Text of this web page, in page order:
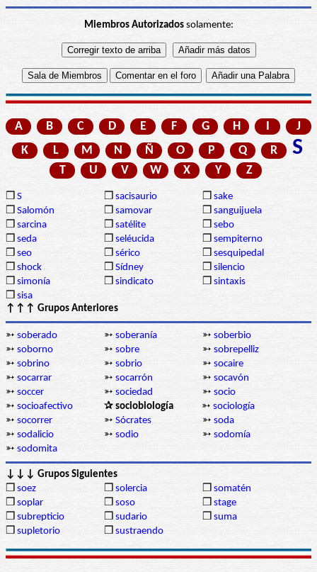
Miembros Autorizadossolamente:
A B C D E F G H I
J
K
L M N Ñ O P Q R S
T U V W X Y Z
❒ S ❒ sacisaurio ❒ sake
❒ Salomón ❒ samovar ❒ sanguijuela
❒ sarcina ❒ satélite ❒ sebo
❒ seda ❒ seléucida ❒ sempiterno
❒ seo ❒ sérico ❒ sesquipedal
❒ shock ❒ Sídney ❒ silencio
❒ simonía ❒ sindicato ❒ sintaxis
❒ sisa
↑↑↑ Grupos Anteriores
➳ soberado ➳ soberanía ➳ soberbio
➳ soborno ➳ sobre ➳ sobrepelliz
➳ sobrino ➳ sobrio ➳ socaire
➳ socarrar ➳ socarrón ➳ socavón
➳ soccer ➳ sociedad ➳ socio
➳ socioafectivo ✰ sociobiología ➳ sociología
➳ socorrer ➳ Sócrates ➳ soda
➳ sodalicio ➳ sodio ➳ sodomía
➳ sodomita
↓↓↓ Grupos Siguientes
❒ soez ❒ solercia ❒ somatén
❒ soplar ❒ soso ❒ stage
❒ subrepticio ❒ sudario ❒ suma
❒ supletorio ❒ sustraendo